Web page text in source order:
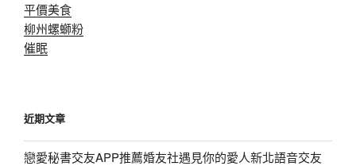
平價美食
柳州螺螄粉
催眠
近期文章
戀愛秘書交友APP推薦婚友社遇見你的愛人新北語音交友